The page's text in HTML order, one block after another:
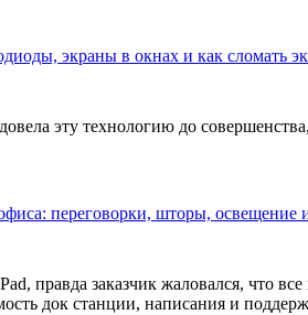
экраны в окнах и как сломать
эту технологию до
переговорки, шторы, освещение
правда заказчик жаловался, что
док станции, написания и